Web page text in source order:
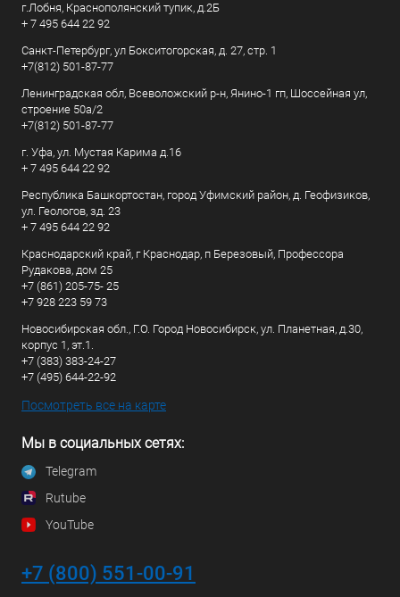
г.Лобня, Краснополянский тупик, д.2Б
+ 7 495 644 22 92
Санкт-Петербург, ул Бокситогорская, д. 27, стр. 1
+7(812) 501-87-77
Ленинградская обл, Всеволожский р-н, Янино-1 гп, Шоссейная ул,
строение 50а/2
+7(812) 501-87-77
г. Уфа, ул. Мустая Карима д.16
+ 7 495 644 22 92
Республика Башкортостан, город Уфимский район, д. Геофизиков,
ул. Геологов, зд. 23
+ 7 495 644 22 92
Краснодарский край, г Краснодар, п Березовый, Профессора
Рудакова, дом 25
+7 (861) 205-75- 25
+7 928 223 59 73
Новосибирская обл., Г.О. Город Новосибирск, ул. Планетная, д.30,
корпус 1, эт.1.
+7 (383) 383-24-27
+7 (495) 644-22-92
Посмотреть все на карте
Мы в социальных сетях:
Telegram
Rutube
YouTube
+7 (800) 551-00-91